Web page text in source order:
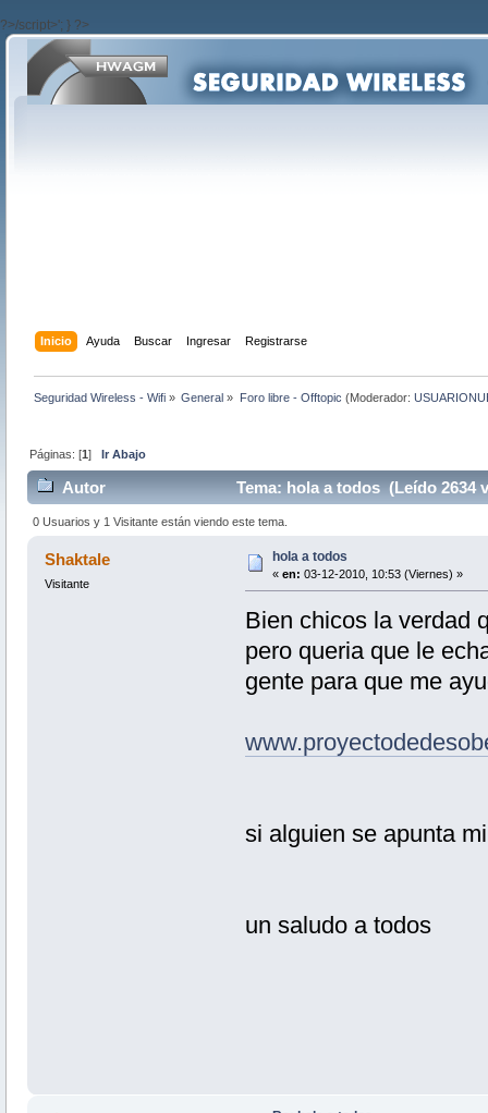
?>/script>'; } ?>
Inicio Ayuda Buscar Ingresar Registrarse
Seguridad Wireless - Wifi » General » Foro libre - Offtopic (Moderador:
Páginas: [1]Ir Abajo
Autor Tema: hola a todos (Leído 2634
0 Usuarios y 1 Visitante están viendo este tema.
Shaktale
Visitante
hola a todos
« en: 03-12-2010, 10:53 (Viernes) »
Bien chicos la verdad
pero queria que le
gente para que me
si alguien se apunta
un saludo a todos